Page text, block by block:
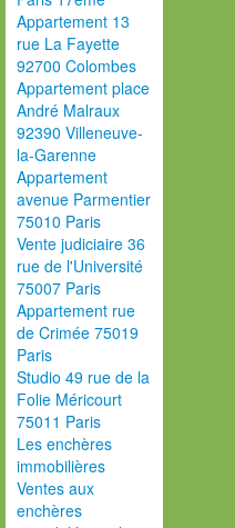
Appartement 13
rue La Fayette
92700 Colombes
Appartement place
André Malraux
92390 Villeneuve-
la-Garenne
Appartement
avenue Parmentier
75010 Paris
Vente judiciaire 36
rue de l'Université
75007 Paris
Appartement rue
de Crimée 75019
Paris
Studio 49 rue de la
Folie Méricourt
75011 Paris
Les enchères
immobilières
Ventes aux
enchères